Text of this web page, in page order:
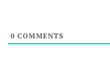
0 COMMENTS